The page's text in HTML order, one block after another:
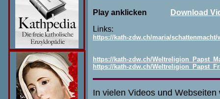
Play anklicken
Download
Links:
https://kath-zdw.ch/maria/
https://kath-zdw.ch/
https://kath-zdw.ch/
In vielen Videos und